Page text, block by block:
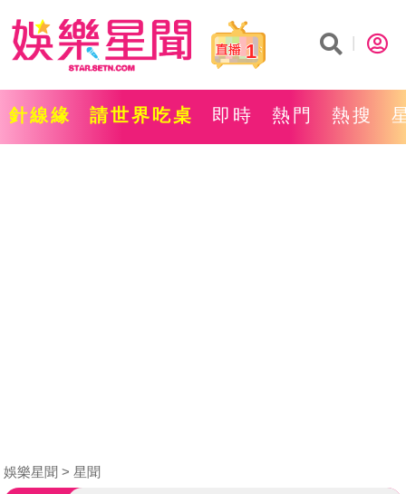
1
針線緣 請世界吃桌 即時 熱門 熱搜
娛樂星聞 星聞